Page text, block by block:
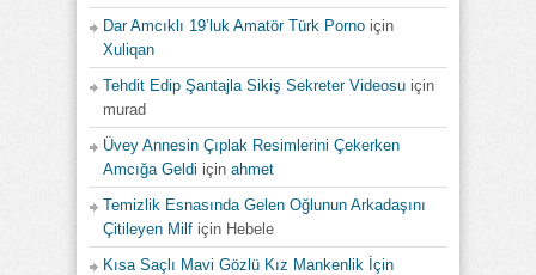
Dar Amcıklı 19’luk Amatör Türk Porno için
Xuliqan
Tehdit Edip Şantajla Sikiş Sekreter Videosu için
murad
Üvey Annesin Çıplak Resimlerini Çekerken
Amcığa Geldi için ahmet
Temizlik Esnasında Gelen Oğlunun Arkadaşını
Çitileyen Milf için Hebele
Kısa Saçlı Mavi Gözlü Kız Mankenlik İçin